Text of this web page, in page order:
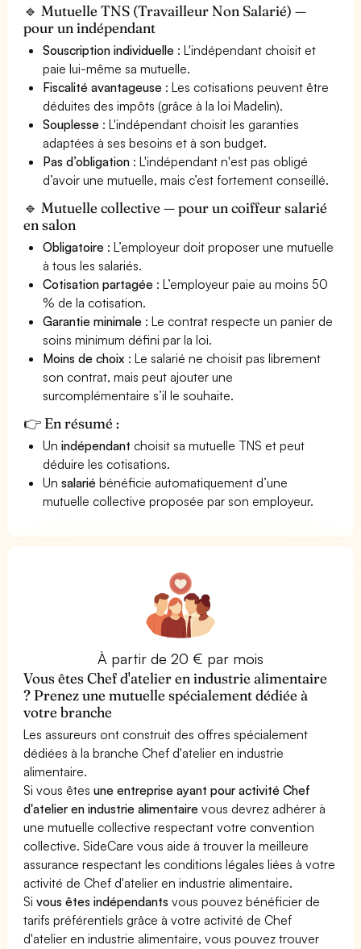
🔹 Mutuelle TNS (Travailleur Non Salarié) —
pour un indépendant
Souscription individuelle : L'indépendant choisit et
paie lui-même sa mutuelle.
Fiscalité avantageuse : Les cotisations peuvent être
déduites des impôts (grâce à la loi Madelin).
Souplesse : L'indépendant choisit les garanties
adaptées à ses besoins et à son budget.
Pas d’obligation : L'indépendant n'est pas obligé
d’avoir une mutuelle, mais c’est fortement conseillé.
🔹 Mutuelle collective — pour un coiffeur salarié
en salon
Obligatoire : L’employeur doit proposer une mutuelle
à tous les salariés.
Cotisation partagée : L’employeur paie au moins 50
% de la cotisation.
Garantie minimale : Le contrat respecte un panier de
soins minimum défini par la loi.
Moins de choix : Le salarié ne choisit pas librement
son contrat, mais peut ajouter une
surcomplémentaire s’il le souhaite.
👉 En résumé :
Unindépendant choisit sa mutuelle TNS et peut
déduire les cotisations.
Unsalarié bénéficie automatiquement d’une
mutuelle collective proposée par son employeur.
À partir de 20 € par mois
Vous êtes Chef d'atelier en industrie alimentaire
? Prenez une mutuelle spécialement dédiée à
votre branche
Les assureurs ont construit des offres spécialement
dédiées à la branche Chef d'atelier en industrie
alimentaire.
Si vous êtesune entreprise ayant pour activité Chef
d'atelier en industrie alimentaire vous devrez adhérer à
une mutuelle collective respectant votre convention
collective. SideCare vous aide à trouver la meilleure
assurance respectant les conditions légales liées à votre
activité de Chef d'atelier en industrie alimentaire.
Sivous êtes indépendants vous pouvez bénéficier de
tarifs préférentiels grâce à votre activité de Chef
d'atelier en industrie alimentaire, vous pouvez trouver